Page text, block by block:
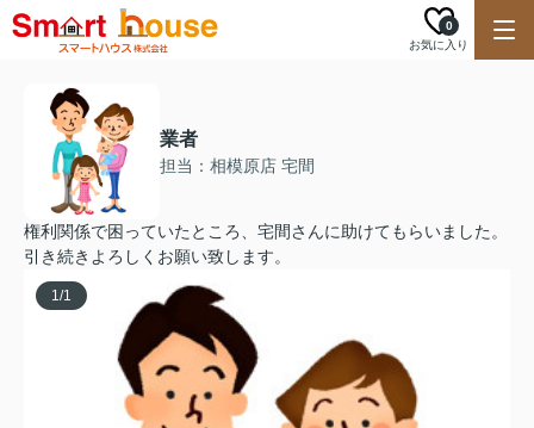
お気に入り
0
業者
担当：相模原店 宅間
権利関係で困っていたところ、宅間さんに助けてもらいました。
引き続きよろしくお願い致します。
1/1